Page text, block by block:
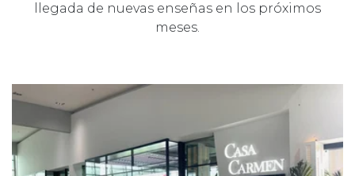
llegada de nuevas enseñas en los próximos
meses.